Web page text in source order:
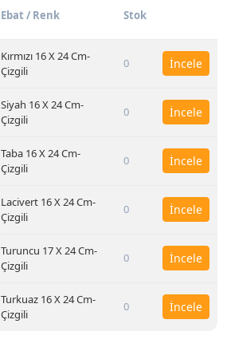
Ebat / Renk Stok
Kırmızı 16 X 24 Cm-
Çizgili
0 İncele
Siyah 16 X 24 Cm-
Çizgili
0 İncele
Taba 16 X 24 Cm-
Çizgili
0 İncele
Lacivert 16 X 24 Cm-
Çizgili
0 İncele
Turuncu 17 X 24 Cm-
Çizgili
0 İncele
Turkuaz 16 X 24 Cm-
Çizgili
0 İncele